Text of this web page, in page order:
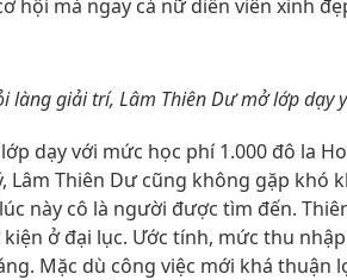
hội mà ngay cả nữ diễn viên xinh
làng giải trí, Lâm Thiên Dư mở lớp dạy
dạy với mức học phí 1.000 đô la
Lâm Thiên Dư cũng không gặp khó
này cô là người được tìm đến.
ở đại lục. Ước tính, mức thu
Mặc dù công việc mới khá thuận